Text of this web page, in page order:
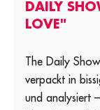
DAILY
LOVE"
The Daily
verpackt in
und analysiert